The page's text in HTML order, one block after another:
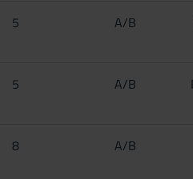
5 A/B
5 A/B
8 A/B